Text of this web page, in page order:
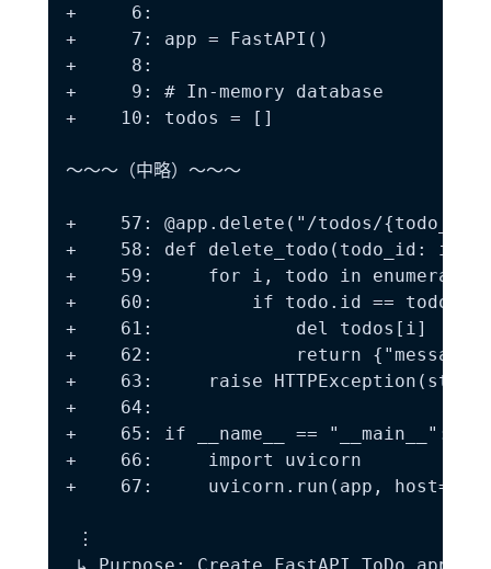
+     6:
+     7: app = FastAPI()
+     8:
+     9: # In-memory database
+    10: todos = []
～～～（中略）～～～
+    57: @app.delete("/todos/
+    58: def delete_todo(todo_id:
+    59:     for i, todo in
+    60:         if todo.id ==
+    61:             del todos[i]
+    62:             return {"message":
+    63:     raise
+    64:
+    65: if __name__ == "__main__":
+    66:     import uvicorn
+    67:     uvicorn.run(app,
⋮